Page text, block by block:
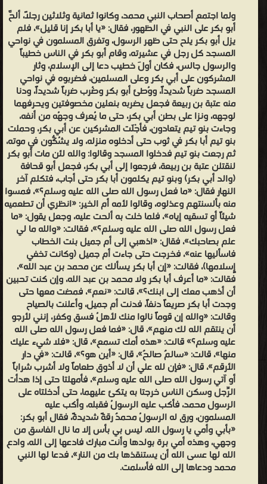
ولما اجتمع أصحاب النبي محمد، وكانوا ثمانية وثلاثين رجلاً، ألحَّ
أبو بكر على النبي في الظهور، فقال: «يا أبا بكر إنا قليل»، فلم
يزل أبو بكر يلح حتى ظهر الرسول، وتفرق المسلمون في نواحي
المسجد كل رجل في عشيرته، وقام أبو بكر في الناس خطيباً
والرسول جالس، فكان أولَ خطيب دعا إلى الإسلام، وثار
المشركون على أبي بكر وعلى المسلمين، فضربوه في نواحي
المسجد ضرباً شديداً، ووُطئ أبو بكر وضُرب ضرباً شديداً، ودنا
منه عتبة بن ربيعة فجعل يضربه بنعلين مخصوفتين ويحرفهما
لوجهه، ونزا على بطن أبي بكر، حتى ما يُعرف وجهُه من أنفه،
وجاءت بنو تيم يتعادون، فأجْلَت المشركين عن أبي بكر، وحملت
بنو تيم أبا بكر في ثوب حتى أدخلوه منزله، ولا يشُكُّون في موته،
ثم رجعت بنو تيم فدخلوا المسجد وقالوا: والله لئن مات أبو بكر
لنقتلن عتبة بن ربيعة، فرجعوا إلى أبي بكر، فجعل أبو قحافة
(والد أبي بكر) وبنو تيم يكلمون أبا بكر حتى أجاب، فتكلم آخر
النهار فقال: «ما فعل رسول الله صلى الله عليه وسلم؟»، فمسوا
منه بألسنتهم وعذلوه، وقالوا لأمه أم الخير: «انظري أن تطعميه
شيئاً أو تسقيه إياه»، فلما خلت به ألحت عليه، وجعل يقول: «ما
فعل رسول الله صلى الله عليه وسلم؟»، فقالت: «والله ما لي
علم بصاحبك»، فقال: «اذهبي إلى أم جميل بنت الخطاب
فاسأليها عنه»، فخرجت حتى جاءت أم جميل (وكانت تخفي
إٍسلامها)، فقالت: «إن أبا بكر يسألك عن محمد بن عبد الله»،
فقالت: «ما أعرف أبا بكر ولا محمد بن عبد الله، وإن كنت تحبين
أن أذهب معك إلى ابنك؟»، قالت: «نعم»، فمضت معها حتى
وجدت أبا بكر صريعاً دنفاً، فدنت أم جميل، وأعلنت بالصياح
وقالت: «والله إن قوماً نالوا منك لأهلُ فسق وكفر، إنني لأرجو
أن ينتقم الله لك منهم»، قال: «فما فعل رسول الله صلى الله
عليه وسلم؟» قالت: «هذه أمك تسمع»، قال: «فلا شيء عليك
منها»، قالت: «سالمٌ صالحٌ»، قال: «أين هو؟»، قالت: «في دار
الأرقم»، قال: «فإن لله علي أن لا أذوق طعاماً ولا أشرب شراباً
أو آتي رسول الله صلى الله عليه وسلم»، فأمهلتا حتى إذا هدأت
الرِّجل وسكن الناس خرجتا به يتكئ عليهما، حتى أدخلتاه على
الرسول محمد، فأكب عليه الرسولُ فقبله، وأكب عليه
المسلمون، ورق له الرسولُ محمدٌ رقةً شديدةً، فقال أبو بكر:
«بأبي وأمي يا رسول الله، ليس بي بأس إلا ما نال الفاسق من
وجهي، وهذه أمي برة بولدها وأنت مبارك فادعها إلى الله، وادع
الله لها عسى الله أن يستنقذها بك من النار»، فدعا لها النبي
محمد ودعاها إلى الله فأسلمت.